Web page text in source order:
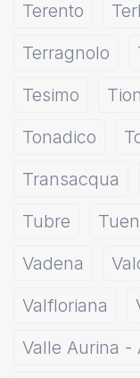
Terento
Terragnolo
Tesimo
Tonadico
Transacqua
Tubre
Vadena
Valfloriana
Valle Aurina -